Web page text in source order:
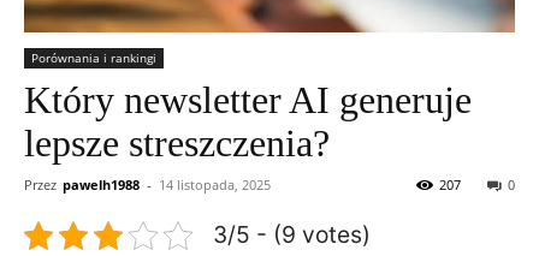
Porównania i rankingi
Który newsletter AI generuje
lepsze streszczenia?
Przez pawelh1988 - 14 listopada, 2025 0
207
3/5 - (9 votes)